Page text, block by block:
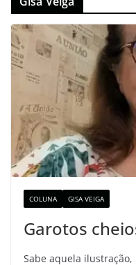
COLUNA GISA VEIGA
Garotos
Sabe aquela